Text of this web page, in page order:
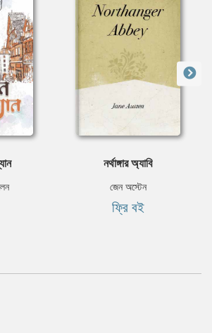
নর্থাঙ্গার অ্যাবি
জেন অস্টেন
ফ্রি বই